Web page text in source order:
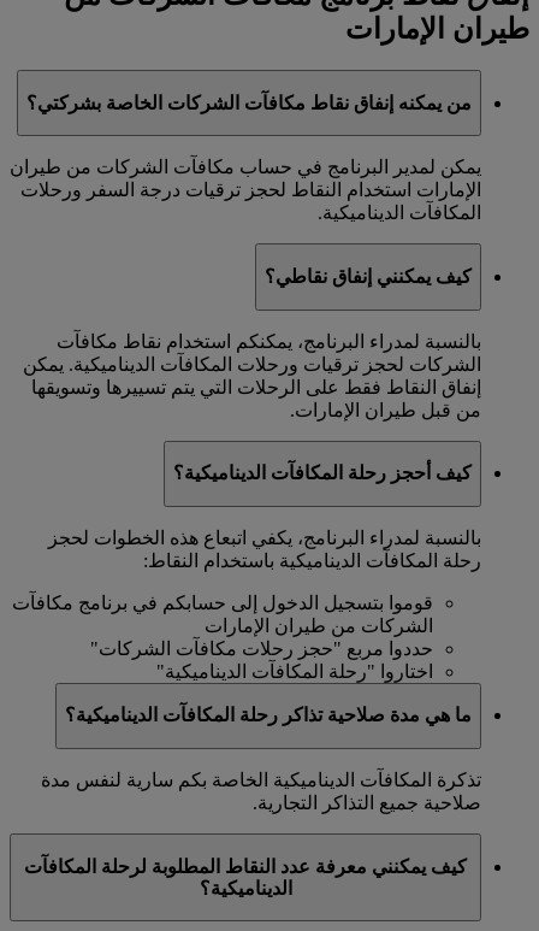
طيران الإمارات
من يمكنه إنفاق نقاط مكافآت الشركات الخاصة بشركتي؟
يمكن لمدير البرنامج في حساب مكافآت الشركات من طيران
الإمارات استخدام النقاط لحجز ترقيات درجة السفر ورحلات
المكافآت الديناميكية.
كيف يمكنني إنفاق نقاطي؟
بالنسبة لمدراء البرنامج، يمكنكم استخدام نقاط مكافآت
الشركات لحجز ترقيات ورحلات المكافآت الديناميكية. يمكن
إنفاق النقاط فقط على الرحلات التي يتم تسييرها وتسويقها
من قبل طيران الإمارات.
كيف أحجز رحلة المكافآت الديناميكية؟
بالنسبة لمدراء البرنامج، يكفي اتبعاع هذه الخطوات لحجز
رحلة المكافآت الديناميكية باستخدام النقاط:
قوموا بتسجيل الدخول إلى حسابكم في برنامج مكافآت
الشركات من طيران الإمارات
حددوا مربع "حجز رحلات مكافآت الشركات"
اختاروا "رحلة المكافآت الديناميكية"
ما هي مدة صلاحية تذاكر رحلة المكافآت الديناميكية؟
تذكرة المكافآت الديناميكية الخاصة بكم سارية لنفس مدة
صلاحية جميع التذاكر التجارية.
كيف يمكنني معرفة عدد النقاط المطلوبة لرحلة المكافآت
الديناميكية؟